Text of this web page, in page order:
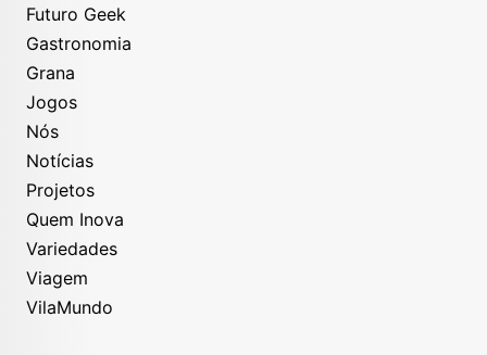
Futuro Geek
Gastronomia
Grana
Jogos
Nós
Notícias
Projetos
Quem Inova
Variedades
Viagem
VilaMundo